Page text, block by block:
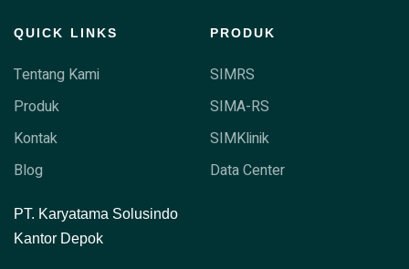
QUICK LINKS
Tentang Kami
Produk
Kontak
Blog
PRODUK
SIMRS
SIMA-RS
SIMKlinik
Data Center
PT. Karyatama Solusindo
Kantor Depok